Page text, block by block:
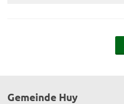
Gemeinde Huy